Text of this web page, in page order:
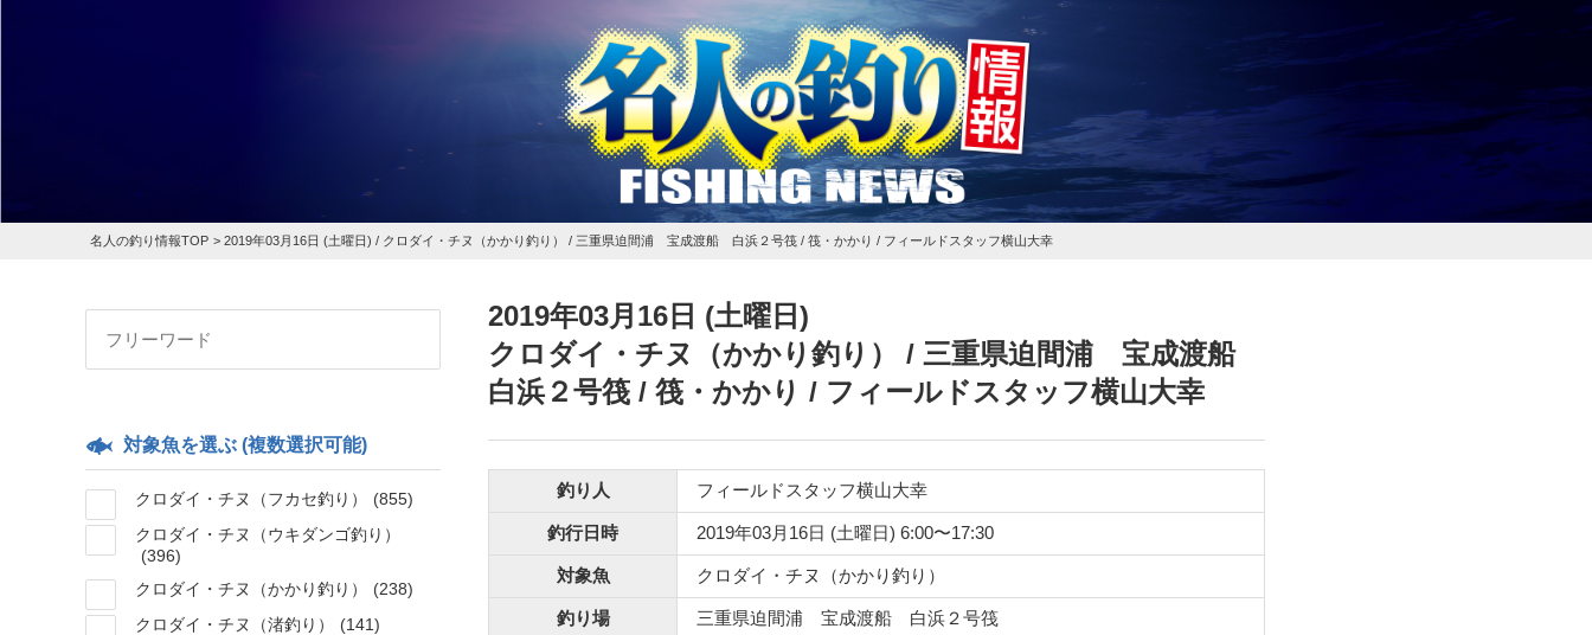
名人の釣り情報TOP > 2019年03月16日 (土曜日) / クロダイ・チヌ（かかり釣り） / 三重県迫間浦 宝成渡船 白浜２号筏 / 筏・かかり / フィールドスタッフ横山大幸
対象魚を選ぶ (複数選択可能)
クロダイ・チヌ（フカセ釣り）
(855)
クロダイ・チヌ（ウキダンゴ釣り）
(396)
クロダイ・チヌ（かかり釣り）
(238)
クロダイ・チヌ（渚釣り）
(141)
2019年03月16日 (土曜日)
クロダイ・チヌ（かかり釣り）
/ 三重県迫間浦 宝成渡船
白浜２号筏 / 筏・かかり / フィールドスタッフ横山大幸
釣り人 フィールドスタッフ横山大幸
釣行日時 2019年03月16日 (土曜日) 6:00〜17:30
対象魚 クロダイ・チヌ（かかり釣り）
釣り場 三重県迫間浦 宝成渡船 白浜２号筏